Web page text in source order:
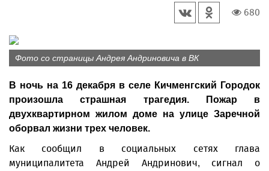
680
Фото со страницы Андрея Андриновича в ВК
В ночь на 16 декабря в селе Кичменгский Городок
произошла страшная трагедия. Пожар в
двухквартирном жилом доме на улице Заречной
оборвал жизни трех человек.
Как сообщил в социальных сетях глава
муниципалитета Андрей Андринович, сигнал о